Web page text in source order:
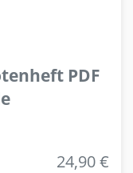
PDF
24,90 €